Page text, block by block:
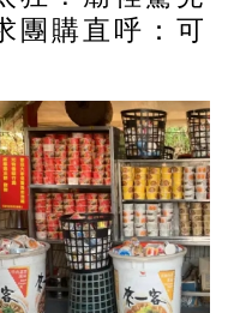
團購直呼：可